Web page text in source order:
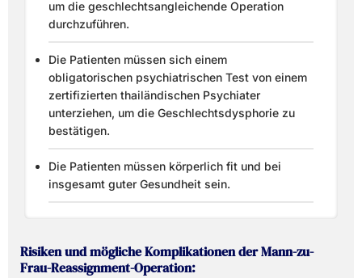
um die geschlechtsangleichende Operation
durchzuführen.
Die Patienten müssen sich einem
obligatorischen psychiatrischen Test von einem
zertifizierten thailändischen Psychiater
unterziehen, um die Geschlechtsdysphorie zu
bestätigen.
Die Patienten müssen körperlich fit und bei
insgesamt guter Gesundheit sein.
Risiken und mögliche Komplikationen der Mann-zu-
Frau-Reassignment-Operation: